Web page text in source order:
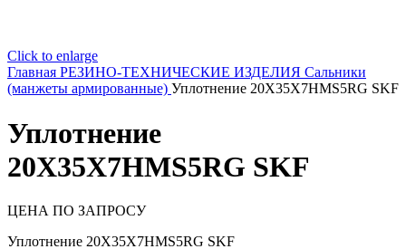
Click to enlarge
Главная РЕЗИНО-ТЕХНИЧЕСКИЕ ИЗДЕЛИЯ Сальники
(манжеты армированные) Уплотнение 20X35X7HMS5RG SKF
Уплотнение
20X35X7HMS5RG SKF
ЦЕНА ПО ЗАПРОСУ
Уплотнение 20X35X7HMS5RG SKF